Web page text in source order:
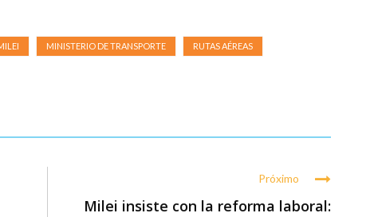
MINISTERIO DE TRANSPORTE RUTAS AÉREAS
Próximo
Milei insiste con la reforma laboral: